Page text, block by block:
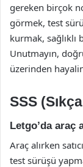
gereken birçok
görmek, test
kurmak, sağlıklı
Unutmayın,
üzerinden
SSS
Letgo’da araç
Araç alırken
test sürüşü